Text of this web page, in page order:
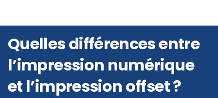
Quelles différences entre
l’impression numérique
et l’impression offset ?